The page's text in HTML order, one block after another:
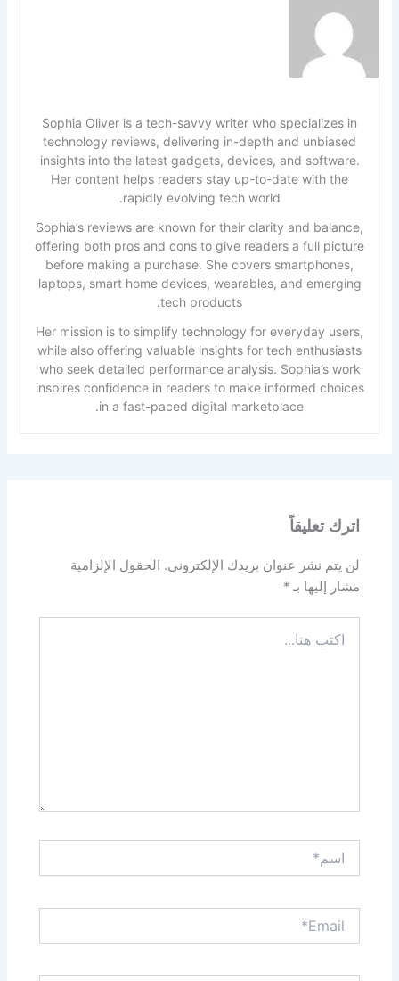
Sophia Oliver is a tech-savvy writer who specializes in
technology reviews, delivering in-depth and unbiased
insights into the latest gadgets, devices, and software.
Her content helps readers stay up-to-date with the
rapidly evolving tech world.
Sophia’s reviews are known for their clarity and balance,
offering both pros and cons to give readers a full picture
before making a purchase. She covers smartphones,
laptops, smart home devices, wearables, and emerging
tech products.
Her mission is to simplify technology for everyday users,
while also offering valuable insights for tech enthusiasts
who seek detailed performance analysis. Sophia’s work
inspires confidence in readers to make informed choices
in a fast-paced digital marketplace.
اترك تعليقاً
لن يتم نشر عنوان بريدك الإلكتروني.
الحقول الإلزامية
مشار إليها بـ*
هنا...